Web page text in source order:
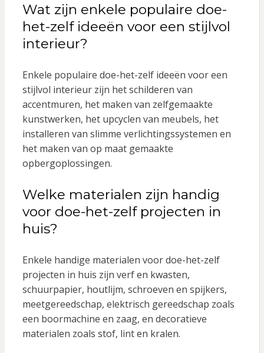
Wat zijn enkele populaire doe-
het-zelf ideeën voor een stijlvol
interieur?
Enkele populaire doe-het-zelf ideeën voor een
stijlvol interieur zijn het schilderen van
accentmuren, het maken van zelfgemaakte
kunstwerken, het upcyclen van meubels, het
installeren van slimme verlichtingssystemen en
het maken van op maat gemaakte
opbergoplossingen.
Welke materialen zijn handig
voor doe-het-zelf projecten in
huis?
Enkele handige materialen voor doe-het-zelf
projecten in huis zijn verf en kwasten,
schuurpapier, houtlijm, schroeven en spijkers,
meetgereedschap, elektrisch gereedschap zoals
een boormachine en zaag, en decoratieve
materialen zoals stof, lint en kralen.